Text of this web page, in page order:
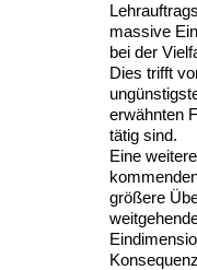
massive
bei der
Dies trifft
erwähnten
tätig sind.
Eine
größere